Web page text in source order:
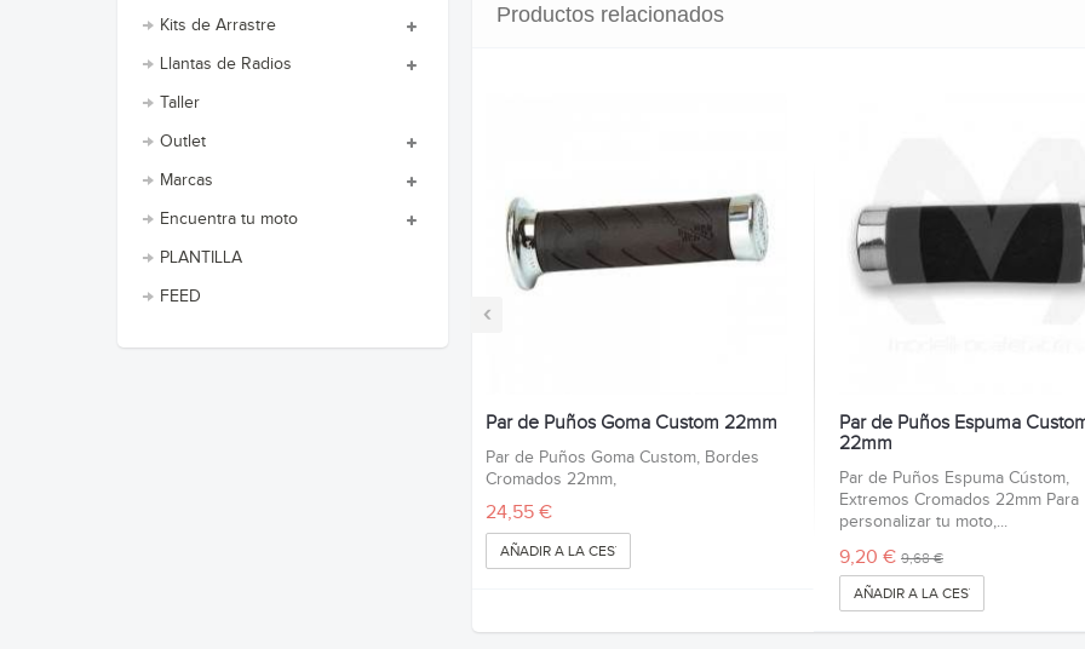
Kits de Arrastre
Llantas de Radios
Taller
Outlet
Marcas
Encuentra tu moto
PLANTILLA
FEED
Productos relacionados
‹
Par de Puños Goma Custom 22mm
Par de Puños Goma Custom, Bordes
Cromados 22mm,
24,55 €
AÑADIR A LA CESTA
Par de Puños Espuma
22mm
Par de Puños Espuma Cústom,
Extremos Cromados 22mm Para
personalizar tu moto,...
9,20 € 9,68 €
AÑADIR A LA CESTA